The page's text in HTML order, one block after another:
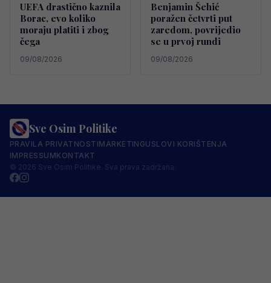
UEFA drastično kaznila
Borac, evo koliko
moraju platiti i zbog
čega
09/08/2026
Benjamin Šehić
poražen četvrti put
zaredom, povrijedio
se u prvoj rundi
09/08/2026
Sve Osim Politike
PRAVILA PRIVATNOSTIMARKETINGUSLOVI KORIŠTENJA
IMPRESSUMKONTAKT
© 2026 Sve Osim Politike. Sva prava zadržana.